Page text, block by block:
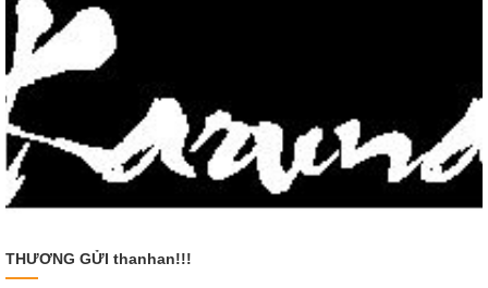
THƯƠNG GỬI thanhan!!!